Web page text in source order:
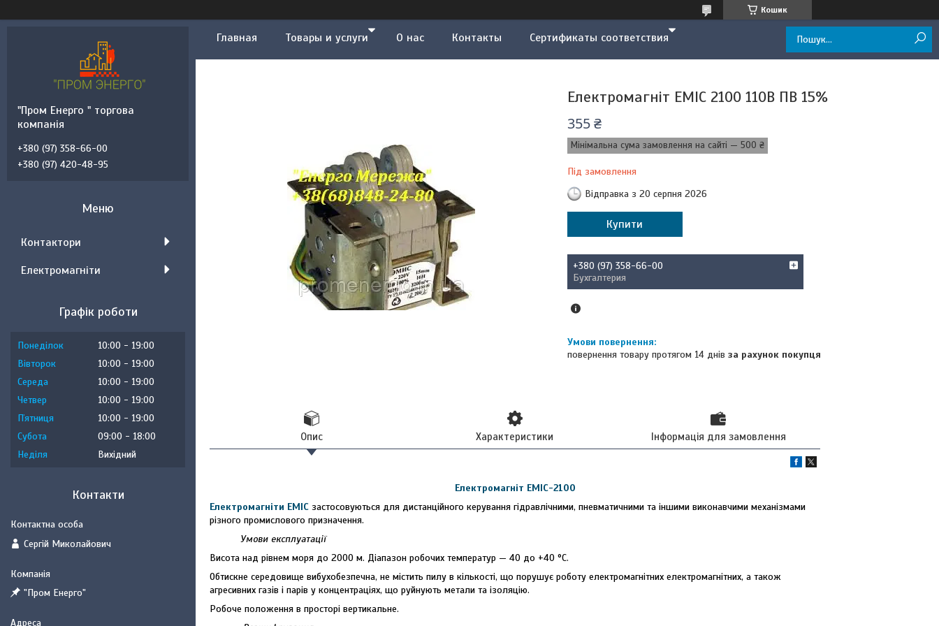
Кошик
Главная Товары и услуги О нас Контакты Сертификаты соответствия
Електромагніт ЕМІС 2100 110В ПВ 15%
355 ₴
Мінімальна сума замовлення на сайті — 500 ₴
Під замовлення
Відправка з 20 серпня 2026
Купити
+380 (97) 358-66-00
Бухгалтерия
повернення товару протягом 14 днів за рахунок покупця
Опис Характеристики Інформація для замовлення
Електромагніт ЕМІС-2100
Електромагніти ЕМІС застосовуються для дистанційного керування гідравлічними, пневматичними та іншими виконавчими механізмами
різного промислового призначення.
Умови експлуатації
Висота над рівнем моря до 2000 м. Діапазон робочих температур — 40 до +40 °C.
Обтискне середовище вибухобезпечна, не містить пилу в кількості, що порушує роботу електромагнітних електромагнітних, а також
агресивних газів і парів у концентраціях, що руйнують метали та ізоляцію.
Робоче положення в просторі вертикальне.
"Пром Енерго " торгова
компанія
+380 (97) 358-66-00
+380 (97) 420-48-95
Контактори
Електромагніти
Графік роботи
Понеділок 10:00
19:00
Вівторок
10:00
19:00
Середа
10:00
19:00
Четвер
10:00
19:00
Пʼятниця
10:00
19:00
Субота
09:00
18:00
Неділя
Вихідний
Контакти
Сергій Миколайович
"Пром Енерго"